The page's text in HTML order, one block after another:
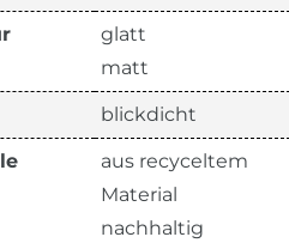
glatt
matt
blickdicht
aus recyceltem
Material
nachhaltig